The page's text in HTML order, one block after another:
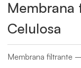
Celulosa
Membrana filtrante